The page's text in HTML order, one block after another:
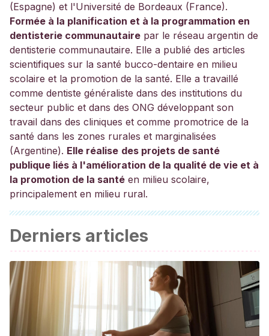
(Espagne) et l'Université de Bordeaux (France).
Formée à la planification et à la programmation en
dentisterie communautaire par le réseau argentin de
dentisterie communautaire. Elle a publié des articles
scientifiques sur la santé bucco-dentaire en milieu
scolaire et la promotion de la santé. Elle a travaillé
comme dentiste généraliste dans des institutions du
secteur public et dans des ONG développant son
travail dans des cliniques et comme promotrice de la
santé dans les zones rurales et marginalisées
(Argentine). Elle réalise des projets de santé
publique liés à l'amélioration de la qualité de vie et à
la promotion de la santé en milieu scolaire,
principalement en milieu rural.
Derniers articles